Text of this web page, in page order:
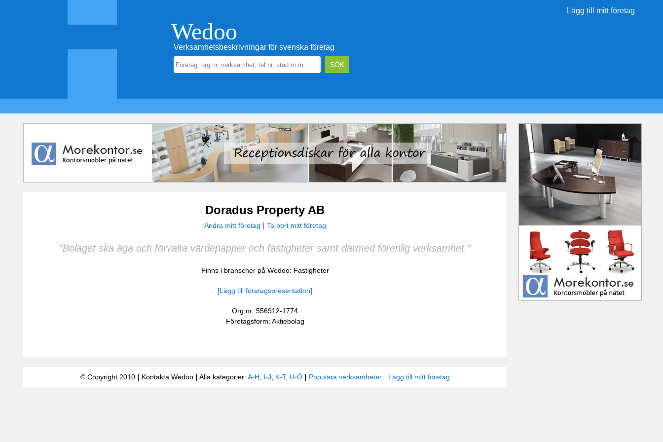
Lägg till mitt företag
Wedoo
Verksamhetsbeskrivningar för svenska företag
Doradus Property AB
Ändra mitt företag Ta bort mitt företag
"Bolaget ska äga och förvalta värdepapper och fastigheter samt därmed förenlig verksamhet."
Finns i branscher på Wedoo: Fastigheter
[Lägg till företagspresentation]
Org.nr: 556912-1774
Företagsform: Aktiebolag
© Copyright 2010 Kontakta Wedoo Alla kategorier: A-H I-J K-T, U-Ö Populära verksamheter Lägg till mitt företag